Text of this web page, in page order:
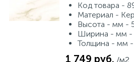
Код товара -
Материал -
Высота - мм -
Ширина - мм -
Толщина - мм
1 749 руб. /м2